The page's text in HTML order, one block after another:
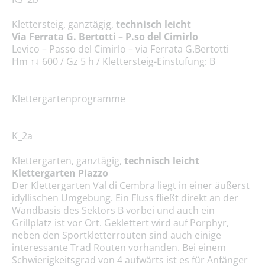
Klettersteig, ganztägig, technisch leicht
Via Ferrata G. Bertotti – P.so del Cimirlo
Levico – Passo del Cimirlo – via Ferrata G.Bertotti
Hm ↑↓ 600 / Gz 5 h / Klettersteig-Einstufung: B
Klettergartenprogramme
K_2a
Klettergarten, ganztägig, technisch leicht
Klettergarten Piazzo
Der Klettergarten Val di Cembra liegt in einer äußerst
idyllischen Umgebung. Ein Fluss fließt direkt an der
Wandbasis des Sektors B vorbei und auch ein
Grillplatz ist vor Ort. Geklettert wird auf Porphyr,
neben den Sportkletterrouten sind auch einige
interessante Trad Routen vorhanden. Bei einem
Schwierigkeitsgrad von 4 aufwärts ist es für Anfänger